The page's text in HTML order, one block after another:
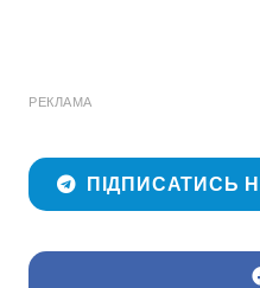
РЕКЛАМА
ПІДПИСАТИСЬ